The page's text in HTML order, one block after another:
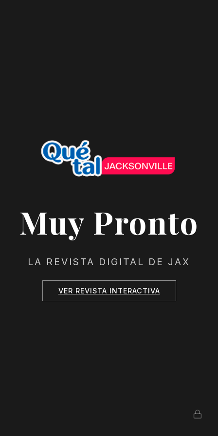
Muy Pronto
LA REVISTA DIGITAL DE JAX
VER REVISTA INTERACTIVA